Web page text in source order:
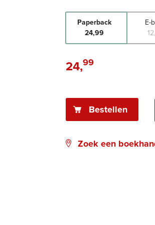
Paperback
24,99
E-
12,
Paperback:
24,99
Bestellen
Zoek een